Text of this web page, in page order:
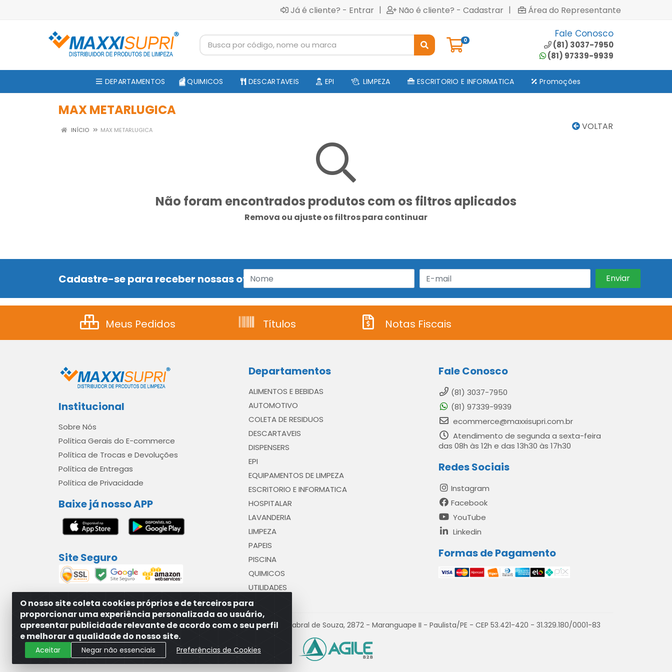
Já é cliente? - Entrar | Não é cliente? - Cadastrar | Área do Representante
0
Fale Conosco
(81) 3037-7950
(81) 97339-9939
DEPARTAMENTOS QUIMICOS DESCARTAVEIS EPI LIMPEZA ESCRITORIO E INFORMATICA Promoções
MAX METARLUGICA
VOLTAR
INÍCIO MAX METARLUGICA
Não foram encontrados produtos com os filtros aplicados
Remova ou ajuste os filtros para continuar
O nosso site coleta cookies próprios e de terceiros para
proporcionar uma experiência personalizada ao usuário,
apresentar publicidade relevante de acordo com o seu perfil
e melhorar a qualidade do nosso site.
Aceitar Negar não essenciais Preferências de Cookies
Cadastre-se para receber nossas ofertas!
Meus Pedidos Títulos Notas Fiscais
Institucional
Sobre Nós
Política Gerais do E-commerce
Política de Trocas e Devoluções
Política de Entregas
Política de Privacidade
Baixe já nosso APP
Site Seguro
Departamentos
ALIMENTOS E BEBIDAS
AUTOMOTIVO
COLETA DE RESIDUOS
DESCARTAVEIS
DISPENSERS
EPI
EQUIPAMENTOS DE LIMPEZA
ESCRITORIO E INFORMATICA
HOSPITALAR
LAVANDERIA
LIMPEZA
PAPEIS
PISCINA
QUIMICOS
UTILIDADES
Fale Conosco
(81) 3037-7950
(81) 97339-9939
ecommerce@maxxisupri.com.br
Atendimento de segunda a sexta-feira
das 08h às 12h e das 13h30 às 17h30
Redes Sociais
Instagram
Facebook
YouTube
Linkedin
Formas de Pagamento
MAXXISUPRI COMÉRCIO DE SANEANTES LTDA - Avenida Antônio Cabral de Souza, 2872 - Maranguape II - Paulista/PE - CEP 53.421-420 - 31.329.180/0001-83